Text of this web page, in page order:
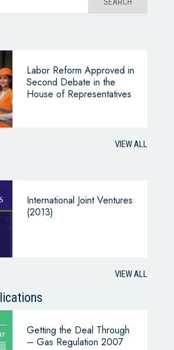
Labor Reform Approved in
Second Debate in the
House of Representatives
VIEW ALL
International Joint Ventures
(2013)
VIEW ALL
Getting the Deal Through
– Gas Regulation 2007